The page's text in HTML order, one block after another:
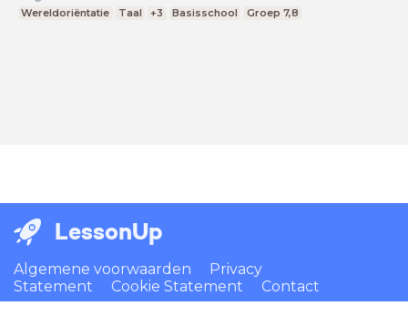
Wereldoriëntatie Taal +3 Basisschool Groep 7,8
LessonUp
Algemene voorwaarden
Privacy
Statement
Cookie Statement Contact